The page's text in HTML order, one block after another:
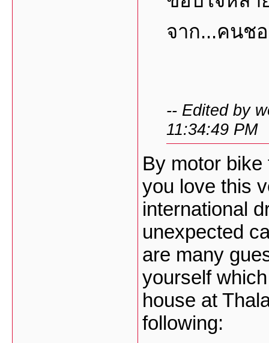
จาก...คนช
-- Edited by
11:34:49 PM
By motor bike
you love this
international
unexpected
are many
yourself
house at
following: